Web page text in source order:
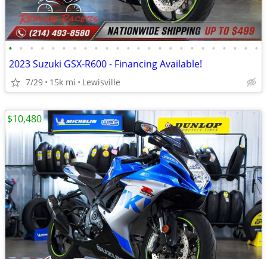
• • • • • • • • • • • • • • • • • • • • • • • •
2023 Suzuki GSX-R600 - Financing Available!
7/29 15k mi Lewisville
$10,480